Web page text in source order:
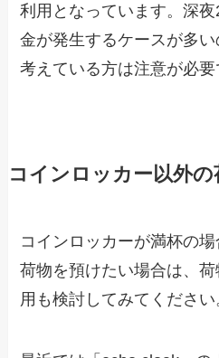
利用となっています。深
金が発生するケースが多
考えている方は注意が必要
コインロッカー以外
コインロッカーが満杯の
荷物を預けたい場合は、
用も検討してみてください